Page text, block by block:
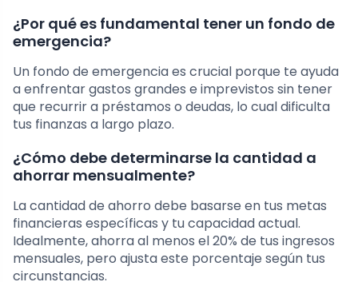
¿Por qué es fundamental tener un fondo de
emergencia?
Un fondo de emergencia es crucial porque te ayuda
a enfrentar gastos grandes e imprevistos sin tener
que recurrir a préstamos o deudas, lo cual dificulta
tus finanzas a largo plazo.
¿Cómo debe determinarse la cantidad a
ahorrar mensualmente?
La cantidad de ahorro debe basarse en tus metas
financieras específicas y tu capacidad actual.
Idealmente, ahorra al menos el 20% de tus ingresos
mensuales, pero ajusta este porcentaje según tus
circunstancias.